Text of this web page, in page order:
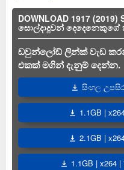
DOWNLOAD 1917 (2019)
සොල්දාදුවන් දෙදෙනෙකුගේ
ඩවුන්ලෝඩ් ලින්ක් වැඩ
එකක් මගින් දැනුම් දෙන්න.
සිංහල
1.1GB |
2.1GB |
1.1GB | x264